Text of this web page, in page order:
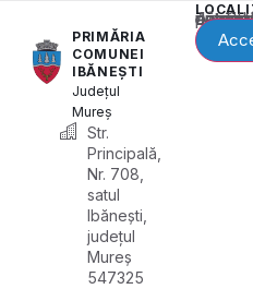
PRIMĂRIA
COMUNEI
IBĂNEȘTI
Județul
Mureș
Str.
Principală,
Nr. 708,
satul
Ibănești,
județul
Mureș
547325
Acest conținut este blocat până când acceptați categoria corespunzătoare de cookie-uri.